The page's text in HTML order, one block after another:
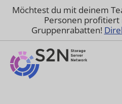
Möchtest du mit deinem
Personen profitiert
Gruppenrabatten!